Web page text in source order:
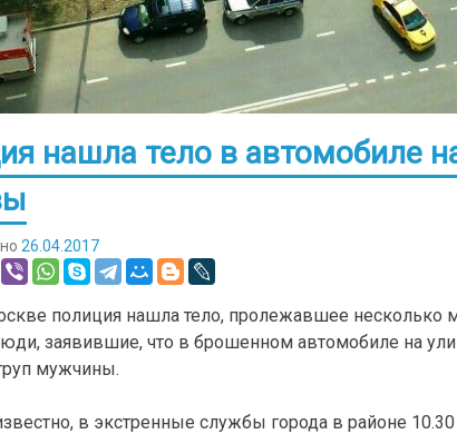
нашла тело в автомобиле
26.04.2017
полиция нашла тело, пролежавшее несколько
заявившие, что в брошенном автомобиле на
мужчины.
в экстренные службы города в районе